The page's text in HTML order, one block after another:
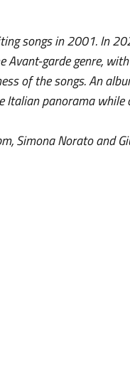
songs in 2001. In
garde genre,
of the songs. An
panorama while
Simona Norato and